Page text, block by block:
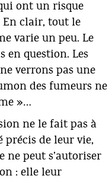
ont un risque
En clair, tout le
varie un peu. Le
en question. Les
verrons pas une
des fumeurs ne
»…
ne le fait pas à
précis de leur vie,
ne peut s’autoriser
: elle leur